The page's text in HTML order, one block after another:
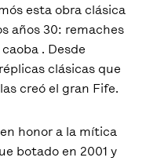
esta obra clásica
años 30: remaches
. Desde
clásicas que
creó el gran Fife.
honor a la mítica
botado en 2001 y